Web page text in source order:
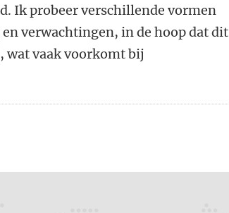
Ik probeer verschillende vormen
verwachtingen, in de hoop dat dit
wat vaak voorkomt bij